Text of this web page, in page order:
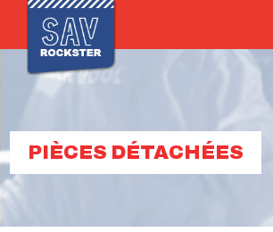
PIÈCES DÉTACHÉES